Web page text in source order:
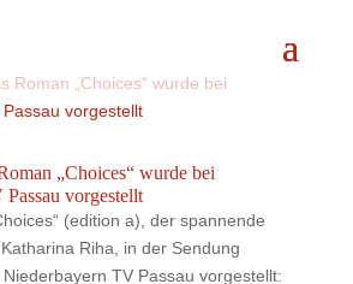
„Choices“ wurde bei
vorgestellt
(edition a), der spannende
Riha, in der Sendung
Niederbayern TV Passau vorgestellt: